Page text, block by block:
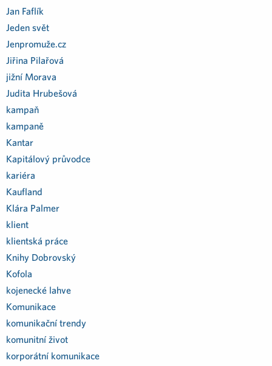
Jan Faflík
Jeden svět
Jenpromuže.cz
Jiřina Pilařová
jižní Morava
Judita Hrubešová
kampaň
kampaně
Kantar
Kapitálový průvodce
kariéra
Kaufland
Klára Palmer
klient
klientská práce
Knihy Dobrovský
Kofola
kojenecké lahve
Komunikace
komunikační trendy
komunitní život
korporátní komunikace